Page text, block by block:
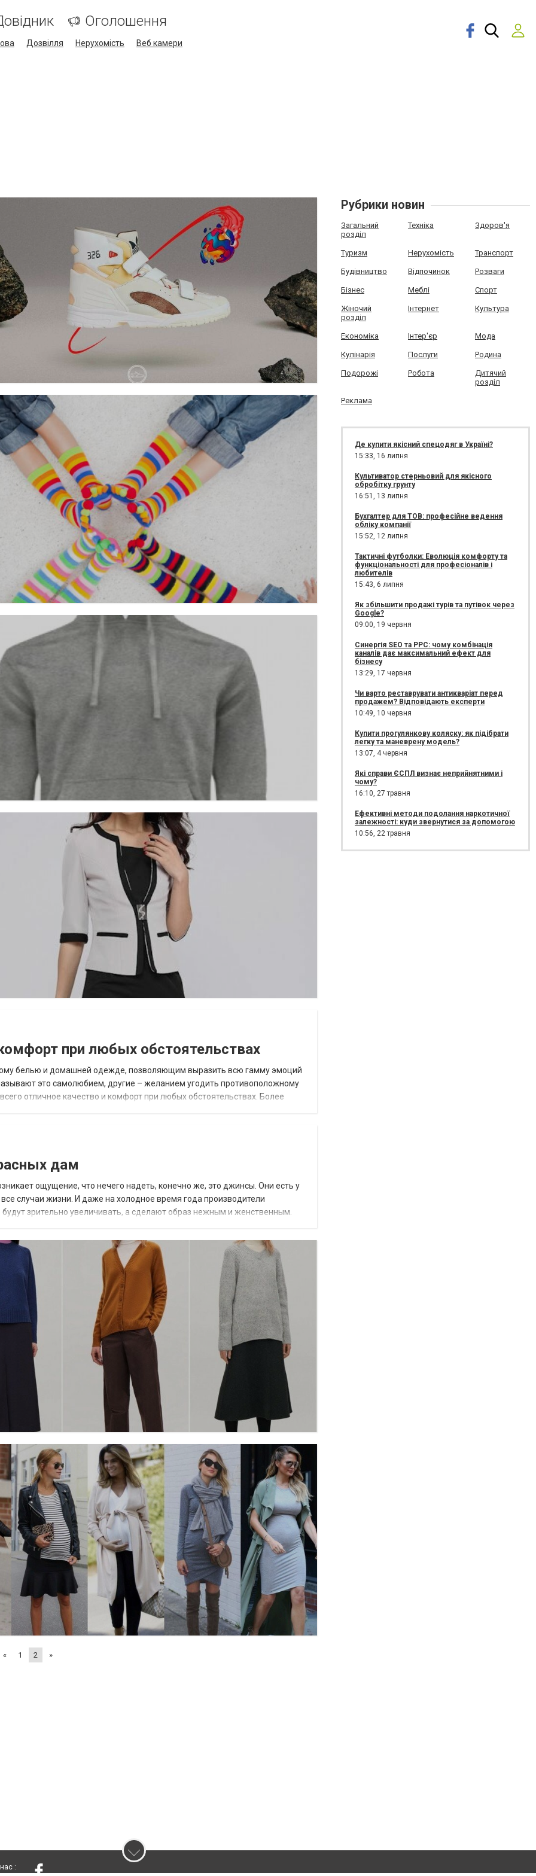
Оголошення
Дозвілля Нерухомість Веб камери
при любых обстоятельствах
белью и домашней одежде, позволяющим выразить всю гамму эмоций
это самолюбием, другие – желанием угодить противоположному
отличное качество и комфорт при любых обстоятельствах. Более
дам
ощущение, что нечего надеть, конечно же, это джинсы. Они есть у
случаи жизни. И даже на холодное время года производители
зрительно увеличивать, а сделают образ нежным и женственным.
« 1 2 »
Рубрики новин
Загальний
розділ
Техніка Здоров'я
Туризм Нерухомість Транспорт
Будівництво Відпочинок Розваги
Бізнес Меблі Спорт
Жіночий
розділ
Інтернет Культура
Економіка Інтер'єр Мода
Кулінарія Послуги Родина
Подорожі Робота
Дитячий
розділ
Реклама
Де купити якісний спецодяг в Україні?
15:33, 16 липня
Культиватор стерньовий для якісного
обробітку грунту
16:51, 13 липня
Бухгалтер для ТОВ: професійне ведення
обліку компанії
15:52, 12 липня
Тактичні футболки: Еволюція комфорту та
функціональності для професіоналів і
любителів
15:43, 6 липня
Як збільшити продажі турів та путівок через
Google?
09:00, 19 червня
Синергія SEO та PPC: чому комбінація
каналів дає максимальний ефект для
бізнесу
13:29, 17 червня
Чи варто реставрувати антикваріат перед
продажем? Відповідають експерти
10:49, 10 червня
Купити прогулянкову коляску: як підібрати
легку та маневрену модель?
13:07, 4 червня
Які справи ЄСПЛ визнає неприйнятними і
чому?
16:10, 27 травня
Ефективні методи подолання наркотичної
залежності: куди звернутися за допомогою
10:56, 22 травня
: